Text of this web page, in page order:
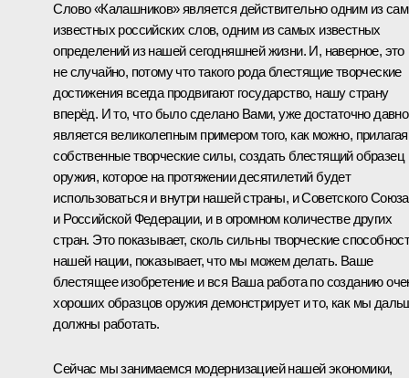
Слово «Калашников» является действительно одним из
известных российских слов, одним из самых известных
определений из нашей сегодняшней жизни. И, наверное, это
не случайно, потому что такого рода блестящие творческие
достижения всегда продвигают государство, нашу страну
вперёд. И то, что было сделано Вами, уже достаточно давно
является великолепным примером того, как можно, прилагая
собственные творческие силы, создать блестящий образец
оружия, которое на протяжении десятилетий будет
использоваться и внутри нашей страны, и Советского
и Российской Федерации, и в огромном количестве других
стран. Это показывает, сколь сильны творческие
нашей нации, показывает, что мы можем делать. Ваше
блестящее изобретение и вся Ваша работа по созданию
хороших образцов оружия демонстрирует и то, как мы
должны работать.
Сейчас мы занимаемся модернизацией нашей экономики,